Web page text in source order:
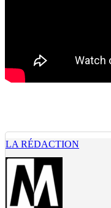
LA RÉDACTION